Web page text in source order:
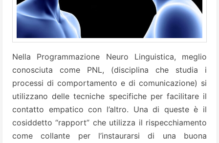
Nella Programmazione Neuro Linguistica, meglio
conosciuta come PNL, (disciplina che studia i
processi di comportamento e di comunicazione) si
utilizzano delle tecniche specifiche per facilitare il
contatto empatico con l’altro. Una di queste è il
cosiddetto “rapport” che utilizza il rispecchiamento
come collante per l’instaurarsi di una buona